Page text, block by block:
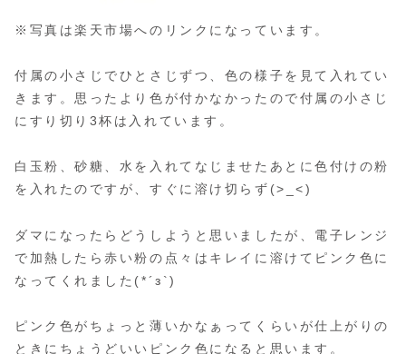
※写真は楽天市場へのリンクになっています。
付属の小さじでひとさじずつ、色の様子を見て入れてい
きます。思ったより色が付かなかったので付属の小さじ
にすり切り3杯は入れています。
白玉粉、砂糖、水を入れてなじませたあとに色付けの粉
を入れたのですが、すぐに溶け切らず(>_<)
ダマになったらどうしようと思いましたが、電子レンジ
で加熱したら赤い粉の点々はキレイに溶けてピンク色に
なってくれました(*´з`)
ピンク色がちょっと薄いかなぁってくらいが仕上がりの
ときにちょうどいいピンク色になると思います。